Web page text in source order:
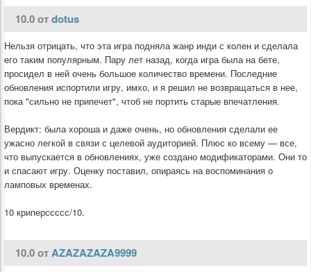
10.0 отdotus
Нельзя отрицать, что эта игра подняла жанр инди с колен и сделала
его таким популярным. Пару лет назад, когда игра была на бете,
просидел в ней очень большое количество времени. Последние
обновления испортили игру, имхо, и я решил не возвращаться в нее,
пока "сильно не припечет", чтоб не портить старые впечатления.
Вердикт: была хороша и даже очень, но обновления сделали ее
ужасно легкой в связи с целевой аудиторией. Плюс ко всему — все,
что выпускается в обновлениях, уже создано модификаторами. Они то
и спасают игру. Оценку поставил, опираясь на воспоминания о
ламповых временах.
10 криперссссс/10.
10.0 отAZAZAZAZA9999